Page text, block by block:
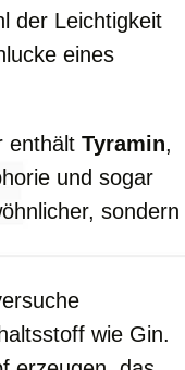
der Leichtigkeit
eines
enthält Tyramin,
und sogar
sondern
wie Gin.